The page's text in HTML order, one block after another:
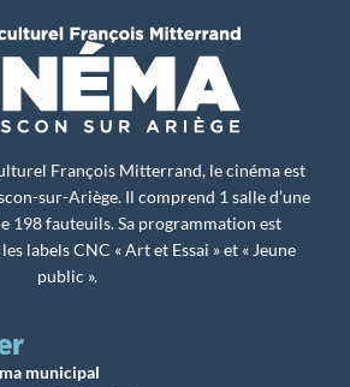
François Mitterrand, le cinéma est
sur-Ariège. Il comprend 1 salle d’une
198 fauteuils. Sa programmation est
labels CNC « Art et Essai » et « Jeune
public ».
municipal